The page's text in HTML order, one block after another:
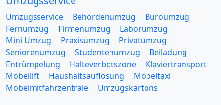
Umzugsservice Behördenumzug
Büroumzug
Fernumzug
Firmenumzug
Laborumzug
Mini Umzug
Praxisumzug
Privatumzug
Seniorenumzug
Studentenumzug
Beiladung
Entrümpelung
Halteverbotszone
Klaviertransport
Möbellift
Haushaltsauflösung
Möbeltaxi
Möbelmitfahrzentrale
Umzugskartons